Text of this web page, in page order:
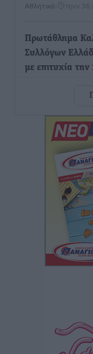
Αθλητικά πριν 36
Πρωτάθλημα
Συλλόγων
με επιτυχία
Φοιτητική
Θεσσαλονίκη
Ειδήσεις πριν 1
Η Τουρκία σε
με 18
πριν 1
Θερινές
πρέπει να
Ειδήσεις• πριν 1
ΑΔΜΗΕ:
Κυκλάδων, τα
πριν 1